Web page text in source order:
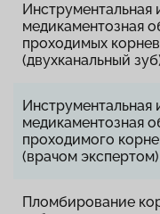
Инструментальная
медикаментозная
проходимых
(двухканальный
Инструментальная
медикаментозная
проходимого
(врачом экспертом)
Пломбирование